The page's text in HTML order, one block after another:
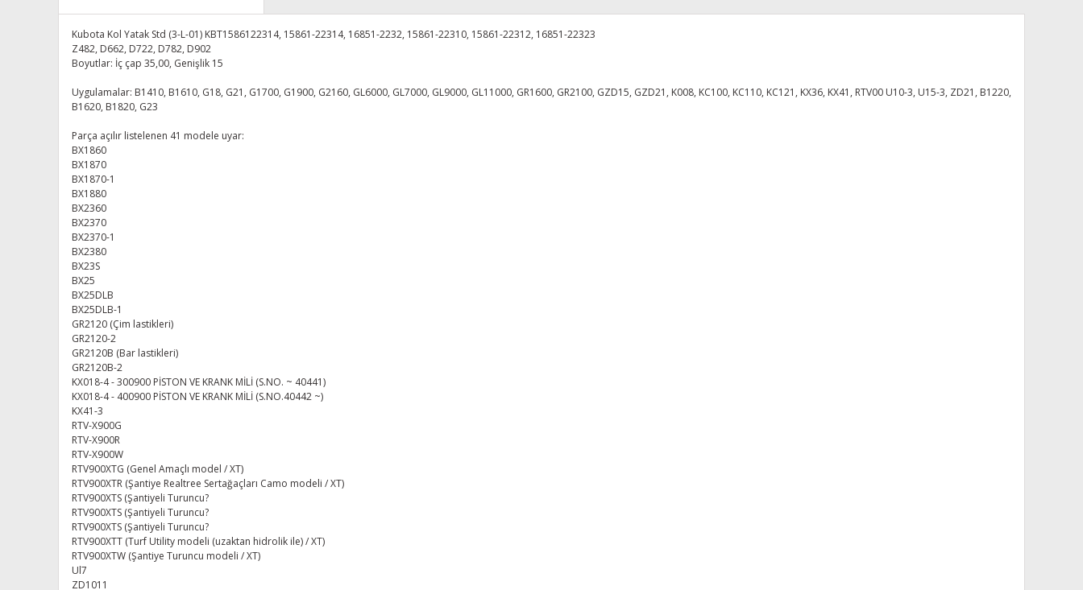
Kubota Kol Yatak Std (3-L-01) KBT1586122314, 15861-22314, 16851-2232, 15861-22310, 15861-22312, 16851-22323
Z482, D662, D722, D782, D902
Boyutlar: İç çap 35,00, Genişlik 15
Uygulamalar: B1410, B1610, G18, G21, G1700, G1900, G2160, GL6000, GL7000, GL9000, GL11000, GR1600, GR2100, GZD15, GZD21, K008, KC100, KC110, KC121, KX36, KX41, RTV00 U10-3, U15-3, ZD21, B1220,
B1620, B1820, G23
Parça açılır listelenen 41 modele uyar:
BX1860
BX1870
BX1870-1
BX1880
BX2360
BX2370
BX2370-1
BX2380
BX23S
BX25
BX25DLB
BX25DLB-1
GR2120 (Çim lastikleri)
GR2120-2
GR2120B (Bar lastikleri)
GR2120B-2
KX018-4 - 300900 PİSTON VE KRANK MİLİ (S.NO. ~ 40441)
KX018-4 - 400900 PİSTON VE KRANK MİLİ (S.NO.40442 ~)
KX41-3
RTV-X900G
RTV-X900R
RTV-X900W
RTV900XTG (Genel Amaçlı model / XT)
RTV900XTR (Şantiye Realtree Sertağaçları Camo modeli / XT)
RTV900XTS (Şantiyeli Turuncu?
RTV900XTS (Şantiyeli Turuncu?
RTV900XTS (Şantiyeli Turuncu?
RTV900XTT (Turf Utility modeli (uzaktan hidrolik ile) / XT)
RTV900XTW (Şantiye Turuncu modeli / XT)
Ul7
ZD1011